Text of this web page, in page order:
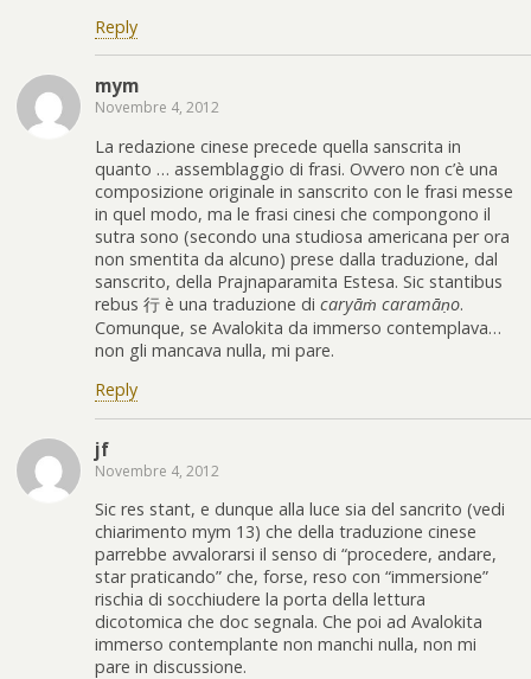
Reply
mym
Novembre 4, 2012
La redazione cinese precede quella sanscrita in
quanto … assemblaggio di frasi. Ovvero non c’è una
composizione originale in sanscrito con le frasi messe
in quel modo, ma le frasi cinesi che compongono il
sutra sono (secondo una studiosa americana per ora
non smentita da alcuno) prese dalla traduzione, dal
sanscrito, della Prajnaparamita Estesa. Sic stantibus
rebus 行 è una traduzione di caryāṁ caramāṇo.
Comunque, se Avalokita da immerso contemplava…
non gli mancava nulla, mi pare.
Reply
jf
Novembre 4, 2012
Sic res stant, e dunque alla luce sia del sancrito (vedi
chiarimento mym 13) che della traduzione cinese
parrebbe avvalorarsi il senso di “procedere, andare,
star praticando” che, forse, reso con “immersione”
rischia di socchiudere la porta della lettura
dicotomica che doc segnala. Che poi ad Avalokita
immerso contemplante non manchi nulla, non mi
pare in discussione.